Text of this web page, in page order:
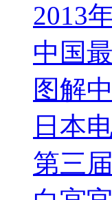
2013
中国
图解
日本
第三